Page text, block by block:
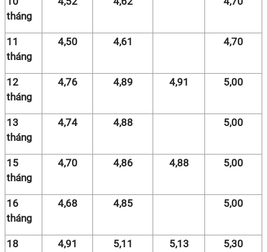
tháng
11
tháng
4,50 4,61 4,70
12
tháng
4,76 4,89 4,91 5,00
13
tháng
4,74 4,88 5,00
15
tháng
4,70 4,86 4,88 5,00
16
tháng
4,68 4,85 5,00
18
4,91 5,11 5,13 5,30